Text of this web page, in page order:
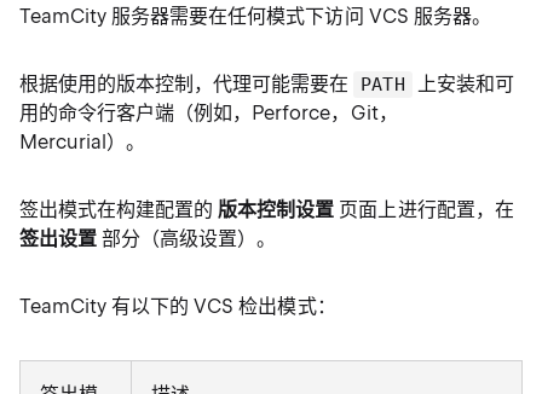
TeamCity 服务器需要在任何模式下访问 VCS 服务器。
根据使用的版本控制，代理可能需要在 PATH
上安装和可
用的命令行客户端（例如，Perforce，Git，
Mercurial）。
签出模式在构建配置的版本控制设置 页面上进行配置，在
签出设置 部分（高级设置）。
TeamCity 有以下的 VCS 检出模式：